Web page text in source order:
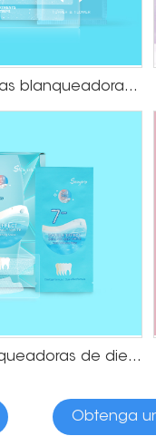
Disolver tiras blanqueadoras de dientes
Tiras blanqueadoras de dientes con sal del Mar Muerto
Obtenga